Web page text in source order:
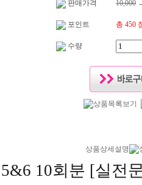
판매가격 10,000
포인트 총 450
수량
상품상세설명
10회분 [실전